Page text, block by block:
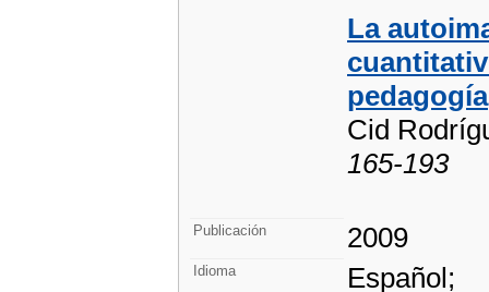
La
pedagogía
Cid
165-193
Publicación 2009
Idioma Español;